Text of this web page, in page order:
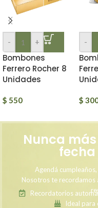
- +
Bombones
Ferrero Rocher 8
Unidades
$ 550
-
$
Nunca
Agendá
Nosotros te recordamos
Recordatorios
Ideal para